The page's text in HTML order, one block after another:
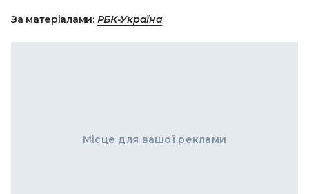
За матеріалами: РБК-Україна
Місце для вашої реклами